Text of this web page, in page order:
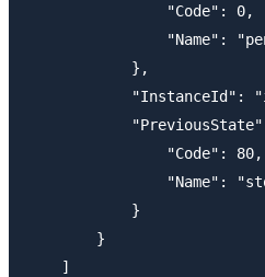
                "Code": 0,
"Name":
            },
"InstanceId":
                "Code": 80,
"Name":
            }
        }
    ]